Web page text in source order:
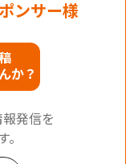
ンサー様
か？
発信を